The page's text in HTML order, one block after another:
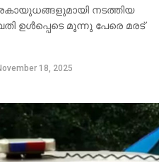
March 4,
നടത്തിയ
ഉള്‍പ്പെടെ മൂന്നു പേരെ മരട്
18, 2025